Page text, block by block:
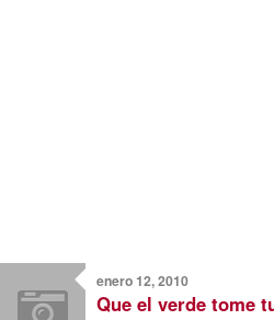
enero 12, 2010
Que el verde tome